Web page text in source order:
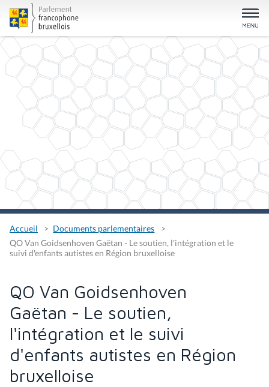
Accueil
Documents parlementaires
QO Van Goidsenhoven Gaëtan - Le soutien, l'intégration et le
suivi d'enfants autistes en Région bruxelloise
QO Van Goidsenhoven
Gaëtan - Le soutien,
l'intégration et le suivi
d'enfants autistes en Région
bruxelloise